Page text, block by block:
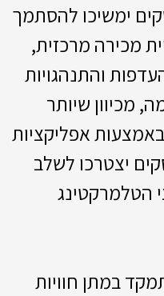
ימשיכו להסתמך
מכירה מרכזית,
והתנהגויות
מכיוון שיותר
אפליקציות
יצטרכו לשלב
הטלמרקטינג
במתן חוויות